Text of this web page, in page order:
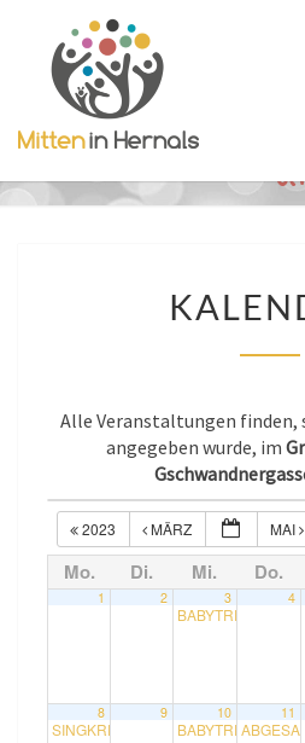
Alle Veranstaltungen finden,
angegeben wurde, im
2023 MÄRZ MAI
Mo. Di. Mi. Do.
1 2 3
BABYTREFF mit
4
8
SINGKREIS mit Rudolf15:00
9 10
BABYTREFF mit
11